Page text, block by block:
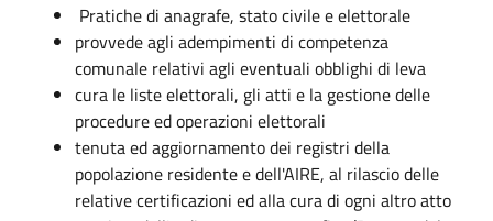
Pratiche di anagrafe, stato civile e elettorale
provvede agli adempimenti di competenza
comunale relativi agli eventuali obblighi di leva
cura le liste elettorali, gli atti e la gestione delle
procedure ed operazioni elettorali
tenuta ed aggiornamento dei registri della
popolazione residente e dell'AIRE, al rilascio delle
relative certificazioni ed alla cura di ogni altro atto